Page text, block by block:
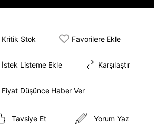
Kritik Stok Favorilere Ekle
İstek Listeme Ekle Karşılaştır
Fiyat Düşünce Haber Ver
Tavsiye Et Yorum Yaz